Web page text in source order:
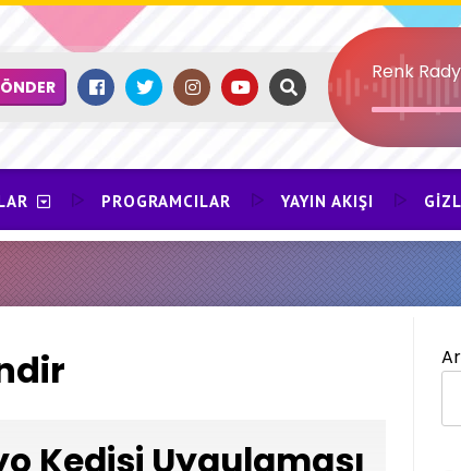
Renk
PROGRAMCILAR YAYIN AKIŞI